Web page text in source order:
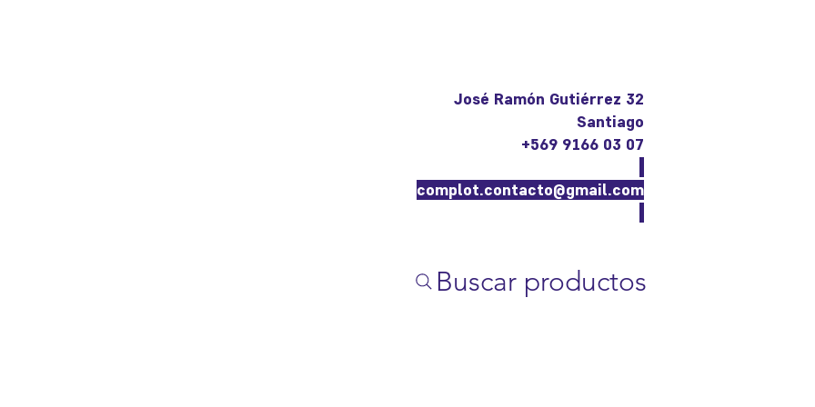
José Ramón Gutiérrez 32
Santiago
+569 9166 03 07
complot.contacto@gmail.com
Buscar productos